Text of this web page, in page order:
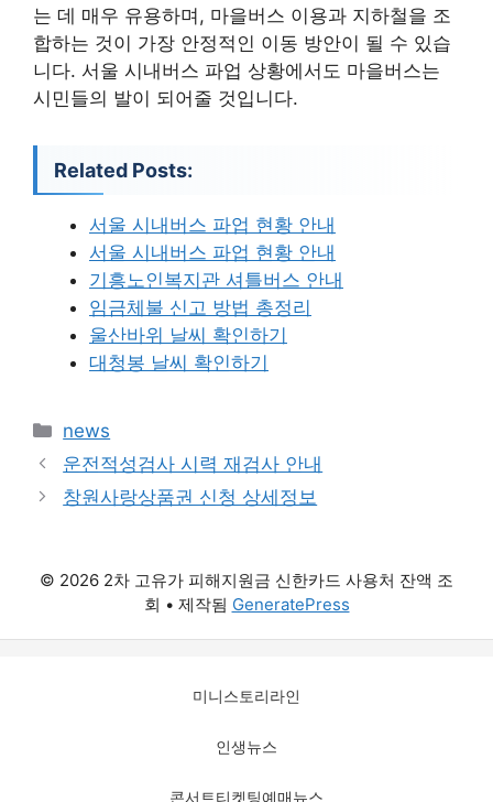
는 데 매우 유용하며, 마을버스 이용과 지하철을 조
합하는 것이 가장 안정적인 이동 방안이 될 수 있습
니다. 서울 시내버스 파업 상황에서도 마을버스는
시민들의 발이 되어줄 것입니다.
Related Posts:
서울 시내버스 파업 현황 안내
서울 시내버스 파업 현황 안내
기흥노인복지관 셔틀버스 안내
임금체불 신고 방법 총정리
울산바위 날씨 확인하기
대청봉 날씨 확인하기
카
테
리
news
운전적성검사 시력 재검사 안내
창원사랑상품권 신청 상세정보
© 2026 2차 고유가 피해지원금 신한카드 사용처 잔액 조
회 • 제작됨 GeneratePress
미니스토리라인
인생뉴스
콘서트티켓팅예매뉴스